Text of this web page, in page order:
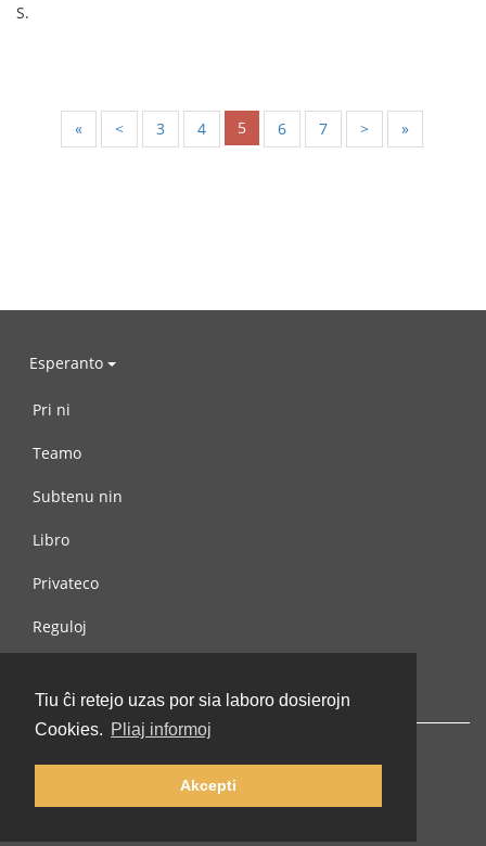
Tiu ĉi retejo uzas por sia laboro dosierojn
Cookies. Pliaj informoj
Akcepti
S.
« < 3 4 5 6 7 > »
Esperanto
Pri ni
Teamo
Subtenu nin
Libro
Privateco
Reguloj
© 2002-2026 lernu.net |Impressum